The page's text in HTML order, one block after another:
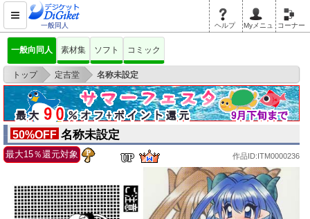
一般同人 ヘルプ Myメニュ コーナー
一般向同人 素材集 ソフト コミック
トップ > 定吉堂 > 名称未設定
50%OFF 名称未設定
最大15％還元対象 作品ID:ITM0000236